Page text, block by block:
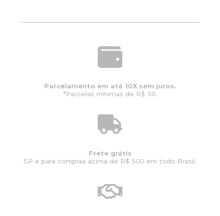
Parcelamento em até 10X sem juros.
*Parcelas mínimas de R$ 50.
Frete grátis
SP e para compras acima de R$ 500 em todo Brasil.